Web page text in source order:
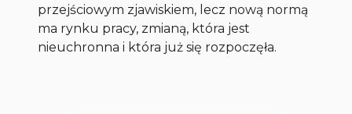
przejściowym zjawiskiem, lecz nową normą
ma rynku pracy, zmianą, która jest
nieuchronna i która już się rozpoczęła.